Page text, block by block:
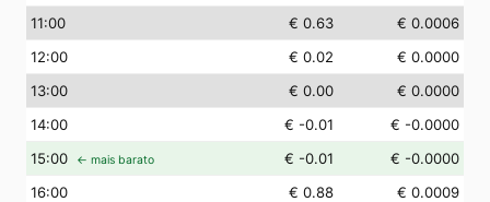
11:00 € 0.63
€ 0.0006
12:00 € 0.02
€ 0.0000
13:00 € 0.00
€ 0.0000
14:00 € -0.01
€ -0.0000
15:00 ← mais barato € -0.01
€ -0.0000
16:00 € 0.88
€ 0.0009